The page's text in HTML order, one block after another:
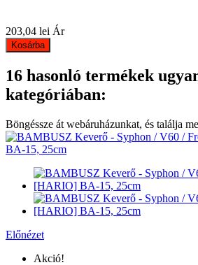
203,04 lei Ár
Kosárba
16 hasonló termékek
kategóriában:
Böngéssze át webáruházunkat, és találja
Előnézet
Akció!